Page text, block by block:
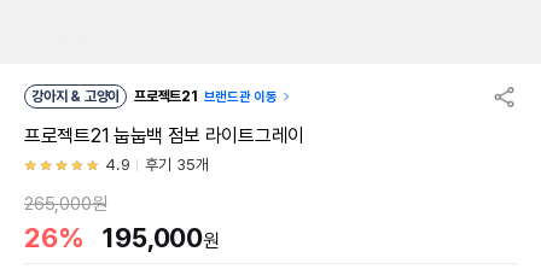
강아지 & 고양이 프로젝트21 브랜드관 이동
프로젝트21 눕눕백 점보 라이트그레이
4.9 후기 35개
265,000원
26% 195,000원